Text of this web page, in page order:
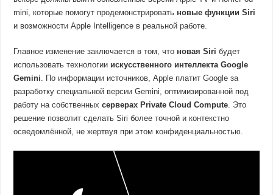
mini, которые помогут продемонстрировать новые функции Siri
и возможности Apple Intelligence в реальной работе.
Главное изменение заключается в том, что новая Siri будет
использовать технологии искусственного интеллекта Google
Gemini . По информации источников, Apple платит Google за
разработку специальной версии Gemini, оптимизированной под
работу на собственныхсерверах Private Cloud Compute . Это
решение позволит сделать Siri более точной и контекстно
осведомлённой, не жертвуя при этом конфиденциальностью.